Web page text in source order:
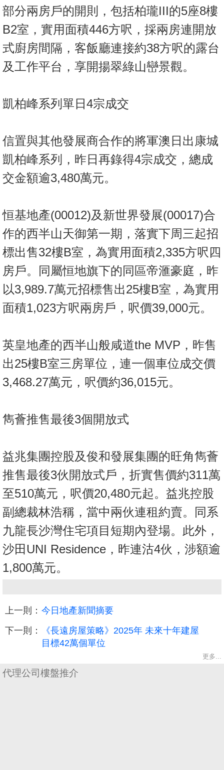
部分兩房戶的開則，包括柏瓏III的5座8樓
B2室，實用面積446方呎，採兩房連開放
式廚房間隔，客飯廳連接約38方呎的露台
及工作平台，享開揚翠綠山巒景觀。
凱柏峰系列單日4宗成交
信置與其他發展商合作的將軍澳日出康城
凱柏峰系列，昨日再錄得4宗成交，總成
交金額逾3,480萬元。
恒基地產(00012)及新世界發展(00017)合
作的西半山天御第一期，落實下周三起招
標出售32樓B室，為實用面積2,335方呎四
房戶。同屬恒地旗下的同區帝滙豪庭，昨
以3,989.7萬元招標售出25樓B室，為實用
面積1,023方呎兩房戶，呎價39,000元。
英皇地產的西半山般咸道the MVP，昨售
出25樓B室三房單位，連一個車位成交價
3,468.27萬元，呎價約36,015元。
雋薈推售最後3個開放式
益兆集團控股及俊和發展集團的旺角雋薈
推售最後3伙開放式戶，折實售價約311萬
至510萬元，呎價20,480元起。益兆控股
副總裁林浩稱，當中兩伙連租約賣。同系
九龍長沙灣住宅項目短期內登場。此外，
沙田UNI Residence，昨連沽4伙，涉額逾
1,800萬元。
上一則： 今日地產新聞摘要
下一則：
《長遠房屋策略》2025年 未來十年建屋
目標42萬個單位
更多...
代理公司樓盤推介